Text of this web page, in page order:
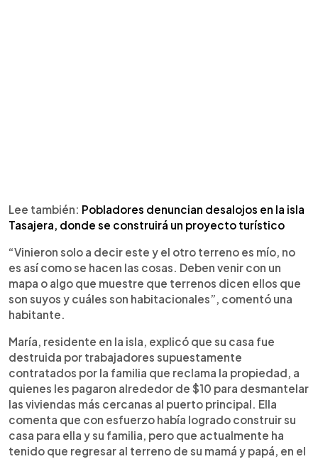
Lee también: Pobladores denuncian desalojos en la isla
Tasajera, donde se construirá un proyecto turístico
“Vinieron solo a decir este y el otro terreno es mío, no
es así como se hacen las cosas. Deben venir con un
mapa o algo que muestre que terrenos dicen ellos que
son suyos y cuáles son habitacionales”, comentó una
habitante.
María, residente en la isla, explicó que su casa fue
destruida por trabajadores supuestamente
contratados por la familia que reclama la propiedad, a
quienes les pagaron alrededor de $10 para desmantelar
las viviendas más cercanas al puerto principal. Ella
comenta que con esfuerzo había logrado construir su
casa para ella y su familia, pero que actualmente ha
tenido que regresar al terreno de su mamá y papá, en el